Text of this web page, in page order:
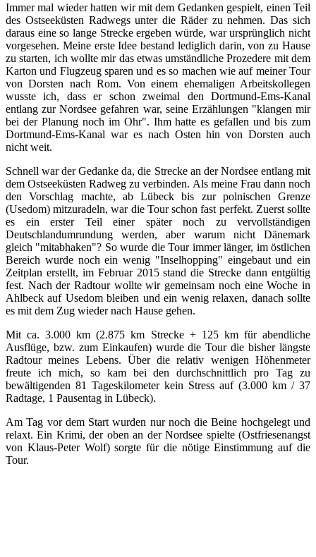
Immer mal wieder hatten wir mit dem Gedanken gespielt, einen Teil
des Ostseeküsten Radwegs unter die Räder zu nehmen. Das sich
daraus eine so lange Strecke ergeben würde, war ursprünglich nicht
vorgesehen. Meine erste Idee bestand lediglich darin, von zu Hause
zu starten, ich wollte mir das etwas umständliche Prozedere mit dem
Karton und Flugzeug sparen und es so machen wie auf meiner Tour
von Dorsten nach Rom. Von einem ehemaligen Arbeitskollegen
wusste ich, dass er schon zweimal den Dortmund-Ems-Kanal
entlang zur Nordsee gefahren war, seine Erzählungen "klangen mir
bei der Planung noch im Ohr". Ihm hatte es gefallen und bis zum
Dortmund-Ems-Kanal war es nach Osten hin von Dorsten auch
nicht weit.
Schnell war der Gedanke da, die Strecke an der Nordsee entlang mit
dem Ostseeküsten Radweg zu verbinden. Als meine Frau dann noch
den Vorschlag machte, ab Lübeck bis zur polnischen Grenze
(Usedom) mitzuradeln, war die Tour schon fast perfekt. Zuerst sollte
es ein erster Teil einer später noch zu vervollständigen
Deutschlandumrundung werden, aber warum nicht Dänemark
gleich "mitabhaken"? So wurde die Tour immer länger, im östlichen
Bereich wurde noch ein wenig "Inselhopping" eingebaut und ein
Zeitplan erstellt, im Februar 2015 stand die Strecke dann entgültig
fest. Nach der Radtour wollte wir gemeinsam noch eine Woche in
Ahlbeck auf Usedom bleiben und ein wenig relaxen, danach sollte
es mit dem Zug wieder nach Hause gehen.
Mit ca. 3.000 km (2.875 km Strecke + 125 km für abendliche
Ausflüge, bzw. zum Einkaufen) wurde die Tour die bisher längste
Radtour meines Lebens. Über die relativ wenigen Höhenmeter
freute ich mich, so kam bei den durchschnittlich pro Tag zu
bewältigenden 81 Tageskilometer kein Stress auf (3.000 km / 37
Radtage, 1 Pausentag in Lübeck).
Am Tag vor dem Start wurden nur noch die Beine hochgelegt und
relaxt. Ein Krimi, der oben an der Nordsee spielte (Ostfriesenangst
von Klaus-Peter Wolf) sorgte für die nötige Einstimmung auf die
Tour.